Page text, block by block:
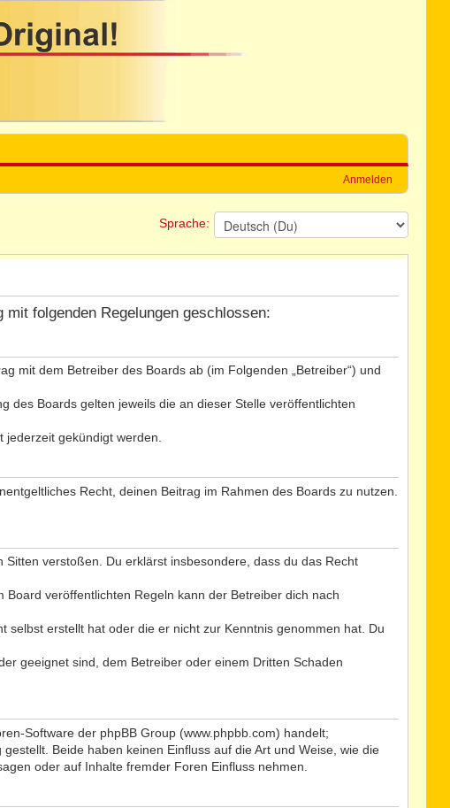
Anmelden
Sprache:
folgenden Regelungen geschlossen:
mit dem Betreiber des Boards ab (im Folgenden „Betreiber“) und
des Boards gelten jeweils die an dieser Stelle veröffentlichten
jederzeit gekündigt werden.
Recht, deinen Beitrag im Rahmen des Boards zu nutzen.
verstoßen. Du erklärst insbesondere, dass du das Recht
veröffentlichten Regeln kann der Betreiber dich nach
erstellt hat oder die er nicht zur Kenntnis genommen hat. Du
geeignet sind, dem Betreiber oder einem Dritten Schaden
Software der phpBB Group (www.phpbb.com) handelt;
Beide haben keinen Einfluss auf die Art und Weise, wie die
oder auf Inhalte fremder Foren Einfluss nehmen.